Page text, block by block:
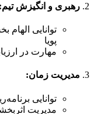
رهبری و انگیزش تیم:
توانایی الهام
پویا
مهارت در
مدیریت زمان:
توانایی
مدیریت